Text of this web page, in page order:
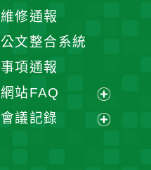
維修通報
公文整合系統
事項通報
網站FAQ
展
開
會議記錄